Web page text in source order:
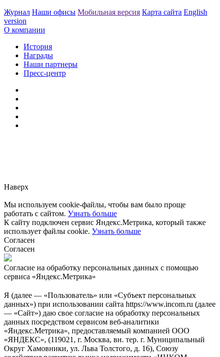
Журнал Наши офисы Мобильная версия Карта сайта English
version
О компании
История
Награды
Наши партнеры
Пресс-центр
Наверх
Мы используем cookie-файлы, чтобы вам было проще
работать с сайтом. Узнать больше
К сайту подключен сервис Яндекс.Метрика, который также
использует файлы cookie. Узнать больше
Согласен
Согласен
Согласие на обработку персональных данных с помощью
сервиса «Яндекс.Метрика»
Я (далее — «Пользователь» или «Субъект персональных
данных») при использовании сайта https://www.incom.ru (далее
— «Сайт») даю свое согласие на обработку персональных
данных посредством сервисом веб-аналитики
«Яндекс.Метрика», предоставляемый компанией ООО
«ЯНДЕКС», (119021, г. Москва, вн. тер. г. Муниципальный
Округ Хамовники, ул. Льва Толстого, д. 16), Союзу